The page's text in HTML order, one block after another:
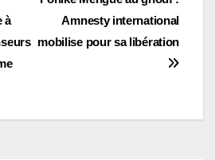
Amnesty international
mobilise pour sa libération
à